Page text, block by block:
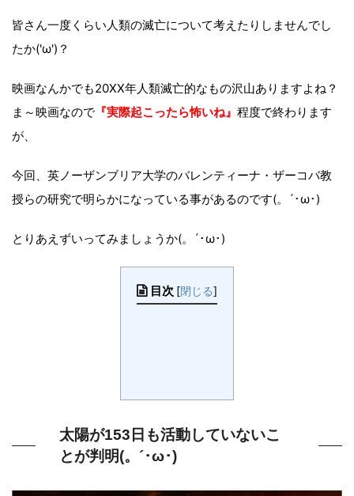
皆さん一度くらい人類の滅亡について考えたりしませんでし
たか('ω')？
映画なんかでも20XX年人類滅亡的なもの沢山ありますよね？
ま～映画なので 『実際起こったら怖いね』 程度で終わります
が、
今回、英ノーザンブリア大学のバレンティーナ・ザーコバ教
授らの研究で明らかになっている事があるのです(。´･ω･)
とりあえずいってみましょうか(。´･ω･)
目次 [閉じる]
太陽が153日も活動していないこ
とが判明(。´･ω･)